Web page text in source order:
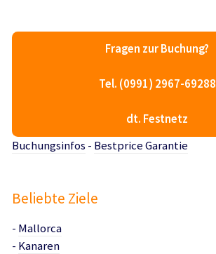
Fragen zur Buchung?
Tel. (0991) 2967-69288
dt. Festnetz
Buchungsinfos - Bestprice Garantie
Beliebte Ziele
- Mallorca
- Kanaren